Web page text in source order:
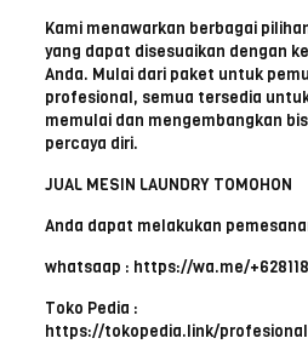
Kami menawarkan berbagai
yang dapat disesuaikan dengan
Anda. Mulai dari paket untuk
profesional, semua tersedia
memulai dan mengembangkan
percaya diri.
JUAL MESIN LAUNDRY TOMOHON
Anda dapat melakukan
whatsaap : https://wa.me/
Toko Pedia :
https://tokopedia.link/